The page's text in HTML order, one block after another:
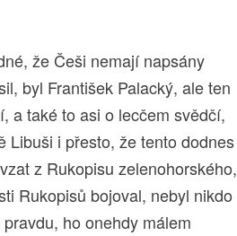
že Češi nemají napsány
byl František Palacký, ale ten
a také to asi o lecčem svědčí,
Libuši i přesto, že tento dodnes
z Rukopisu zelenohorského,
Rukopisů bojoval, nebyl nikdo
ho onehdy málem